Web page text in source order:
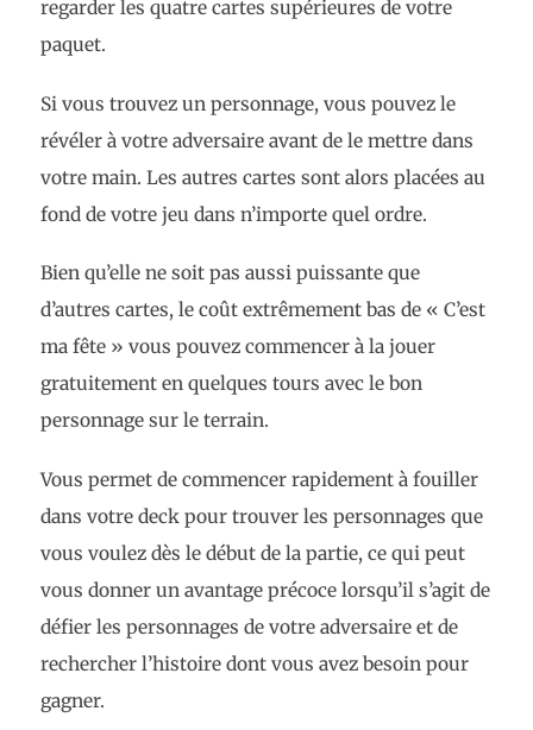
regarder les quatre cartes supérieures de votre
paquet.
Si vous trouvez un personnage, vous pouvez le
révéler à votre adversaire avant de le mettre dans
votre main. Les autres cartes sont alors placées au
fond de votre jeu dans n’importe quel ordre.
Bien qu’elle ne soit pas aussi puissante que
d’autres cartes, le coût extrêmement bas de « C’est
ma fête » vous pouvez commencer à la jouer
gratuitement en quelques tours avec le bon
personnage sur le terrain.
Vous permet de commencer rapidement à fouiller
dans votre deck pour trouver les personnages que
vous voulez dès le début de la partie, ce qui peut
vous donner un avantage précoce lorsqu’il s’agit de
défier les personnages de votre adversaire et de
rechercher l’histoire dont vous avez besoin pour
gagner.